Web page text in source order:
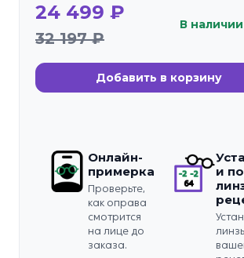
24 499 ₽
32 197 ₽
В
Добавить в корзину
Онлайн-
примерка
Проверьте,
как оправа
смотрится
на лице до
заказа.
и